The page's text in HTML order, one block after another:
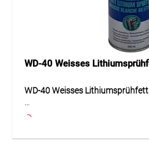
Ideal für Türschlösser, Zylinder,
Autoschlösser, Möbelschlösser,
Wartungsarbeiten rund um
WD-40 Weisses
WD-40 Weisses Lithiumsprühfett
WD-40 Weisses Lithiumsprühfett
Fettspray für lang anhaltende
beanspruchten